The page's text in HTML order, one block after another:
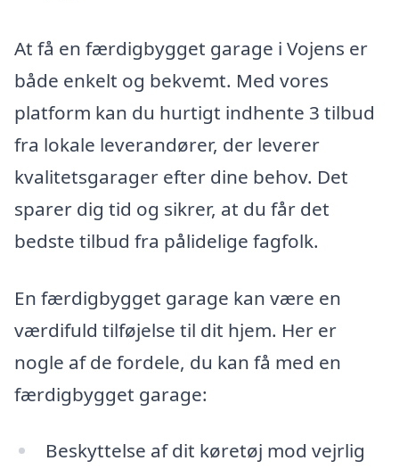
At få en færdigbygget garage i Vojens er
både enkelt og bekvemt. Med vores
platform kan du hurtigt indhente 3 tilbud
fra lokale leverandører, der leverer
kvalitetsgarager efter dine behov. Det
sparer dig tid og sikrer, at du får det
bedste tilbud fra pålidelige fagfolk.
En færdigbygget garage kan være en
værdifuld tilføjelse til dit hjem. Her er
nogle af de fordele, du kan få med en
færdigbygget garage:
Beskyttelse af dit køretøj mod vejrlig